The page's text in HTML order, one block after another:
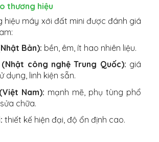
thương hiệu
hiệu máy xới đất mini được đánh giá
Bản): bền, êm, ít hao nhiên liệu.
(Nhật công nghệ Trung Quốc): giá
dụng, linh kiện sẵn.
Nam): mạnh mẽ, phụ tùng phổ
chữa.
thiết kế hiện đại, độ ổn định cao.